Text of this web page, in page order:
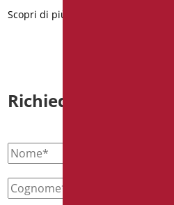
Scopri di più
Richiedi informazioni